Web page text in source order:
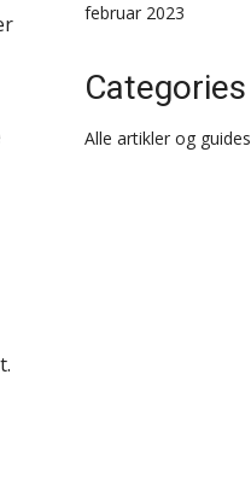
februar 2023
Categories
Alle artikler og guides